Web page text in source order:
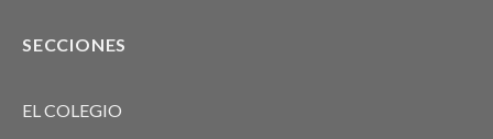
SECCIONES
EL COLEGIO